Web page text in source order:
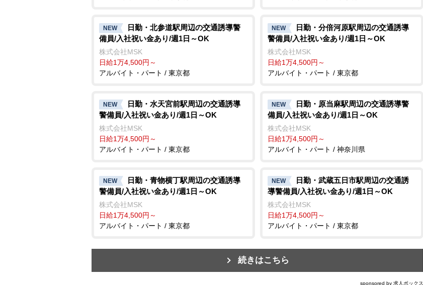
NEW
日勤・北参道駅周辺の交通誘導警
備員/入社祝い金あり/週1日～OK
株式会社MSK
日給1万4,500円～
アルバイト・パート / 東京都
NEW
日勤・分倍河原駅周辺の交通誘導
警備員/入社祝い金あり/週1日～OK
株式会社MSK
日給1万4,500円～
アルバイト・パート / 東京都
NEW
日勤・水天宮前駅周辺の交通誘導
警備員/入社祝い金あり/週1日～OK
株式会社MSK
日給1万4,500円～
アルバイト・パート / 東京都
NEW
日勤・原当麻駅周辺の交通誘導警
備員/入社祝い金あり/週1日～OK
株式会社MSK
日給1万4,500円～
アルバイト・パート / 神奈川県
NEW
日勤・青物横丁駅周辺の交通誘導
警備員/入社祝い金あり/週1日～OK
株式会社MSK
日給1万4,500円～
アルバイト・パート / 東京都
NEW
日勤・武蔵五日市駅周辺の交通誘
導警備員/入社祝い金あり/週1日～OK
株式会社MSK
日給1万4,500円～
アルバイト・パート / 東京都
続きはこちら
sponsored by 求人ボックス